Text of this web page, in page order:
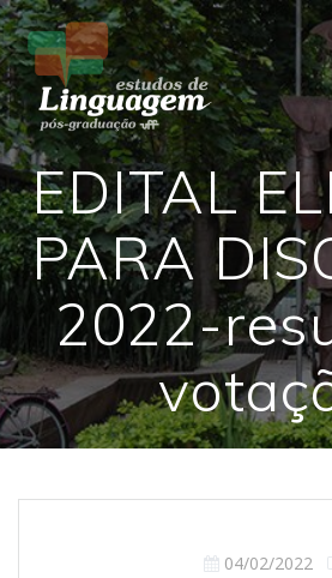
Skip
to
content
EDITAL
PARA
2022-
04/02/2022